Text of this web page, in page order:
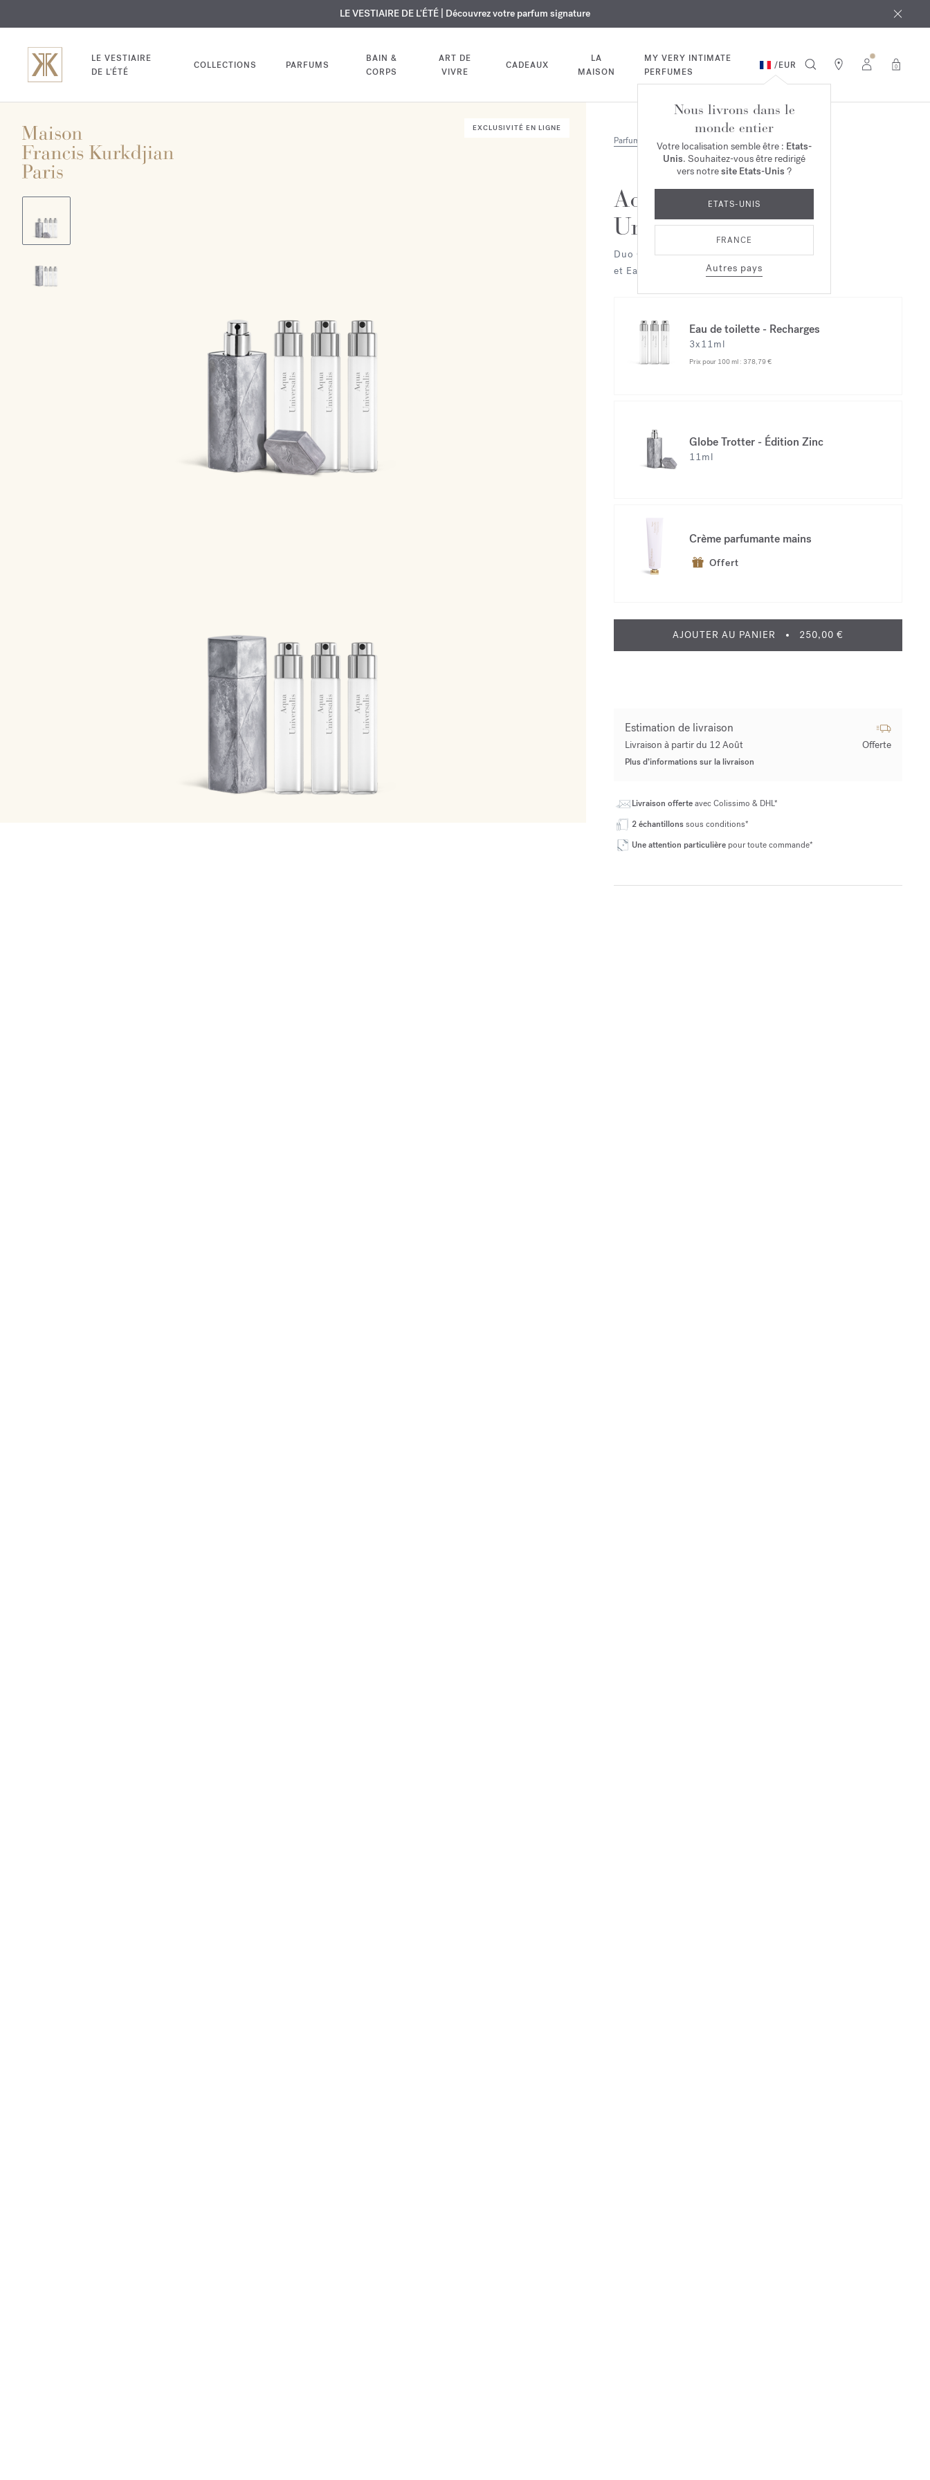
EXCLUSIF | Découvrez le nouveau parfum OUDvelvet mooddans votre commande*
GRAVURE OFFERTE | Sur tous les parfums et huiles pour le corps jusqu'au 9 août
LE VESTIAIRE DE L'ÉTÉ | Découvrez votre parfum signature
LE VESTIAIRE
DE L'ÉTÉ
COLLECTIONS PARFUMS
BAIN &
CORPS
ART DE
VIVRE
CADEAUX
LA
MAISON
MY VERY INTIMATE
PERFUMES
/EUR 0
Nous livrons dans le
monde entier
Votre localisation semble être : Etats-
Unis. Souhaitez-vous être redirigé
vers notresite Etats-Unis ?
ETATS-UNIS
FRANCE
Autres pays
EXCLUSIVITÉ EN LIGNE
Parfums Duo & Trio
Aqua
Universalis
Duo Globe Trotter
et Eau de toilette
Eau de toilette - Recharges
3x11ml
Prix pour 100 ml : 378,79 €
Globe Trotter - Édition Zinc
11ml
Crème parfumante mains
Offert
AJOUTER AU PANIER 250,00 €
Estimation de livraison
Livraison à partir du 12 Août Offerte
Plus d’informations sur la livraison
Livraison offerteavec Colissimo & DHL*
2 échantillonssous conditions*
Une attention particulière pour toute commande*